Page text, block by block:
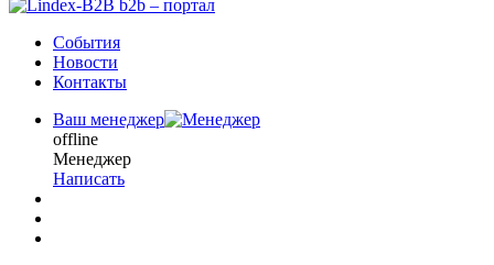
b2b – портал
События
Новости
Контакты
Ваш менеджер
offline
Менеджер
Написать